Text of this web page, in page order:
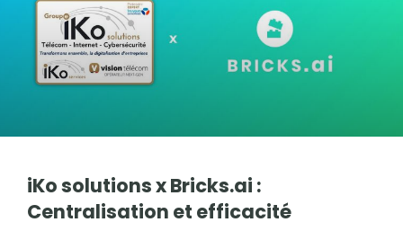
iKo solutions x Bricks.ai :
Centralisation et efficacité